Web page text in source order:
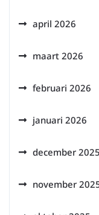
april 2026
maart 2026
februari 2026
januari 2026
december 2025
november